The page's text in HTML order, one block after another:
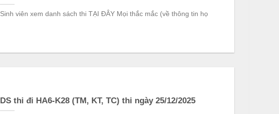
Sinh viên xem danh sách thi TẠI ĐÂY Mọi thắc mắc (về thông tin họ
DS thi đi HA6-K28 (TM, KT, TC) thi ngày 25/12/2025